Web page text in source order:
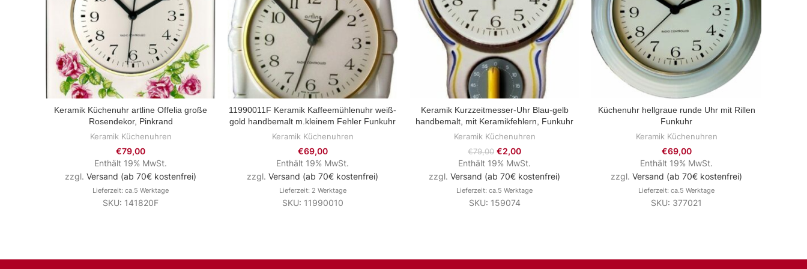
ZUM PRODUKT
Keramik Küchenuhr artline Offelia große
Rosendekor, Pinkrand
Keramik Küchenuhren
€79,00
Enthält 19% MwSt.
zzgl. Versand (ab 70€ kostenfrei)
Lieferzeit: ca.5 Werktage
SKU: 141820F
ZUM PRODUKT
11990011F Keramik Kaffeemühlenuhr weiß-
gold handbemalt m.kleinem Fehler Funkuhr
Keramik Küchenuhren
€69,00
Enthält 19% MwSt.
zzgl. Versand (ab 70€ kostenfrei)
Lieferzeit: 2 Werktage
SKU: 11990010
ZUM PRODUKT
Keramik Kurzzeitmesser-Uhr Blau-gelb
handbemalt, mit Keramikfehlern, Funkuhr
Keramik Küchenuhren
€79,00 €2,00
Enthält 19% MwSt.
zzgl. Versand (ab 70€ kostenfrei)
Lieferzeit: ca.5 Werktage
SKU: 159074
ZUM PRODUKT
Küchenuhr hellgraue runde Uhr mit Rillen
Funkuhr
Keramik Küchenuhren
€69,00
Enthält 19% MwSt.
zzgl. Versand (ab 70€ kostenfrei)
Lieferzeit: ca.5 Werktage
SKU: 377021